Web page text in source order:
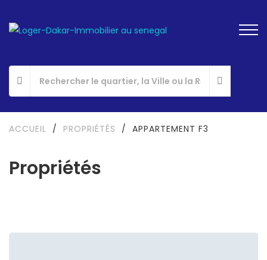
Propriétés
ACCUEIL / PROPRIÉTÉS / APPARTEMENT F3